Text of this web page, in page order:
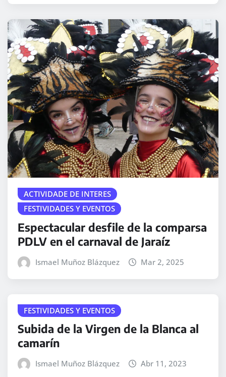
ACTIVIDADE DE INTERES
FESTIVIDADES Y EVENTOS
Espectacular desfile de la comparsa
PDLV en el carnaval de Jaraíz
Ismael Muñoz Blázquez Mar 2, 2025
FESTIVIDADES Y EVENTOS
Subida de la Virgen de la Blanca al
camarín
Ismael Muñoz Blázquez Abr 11, 2023